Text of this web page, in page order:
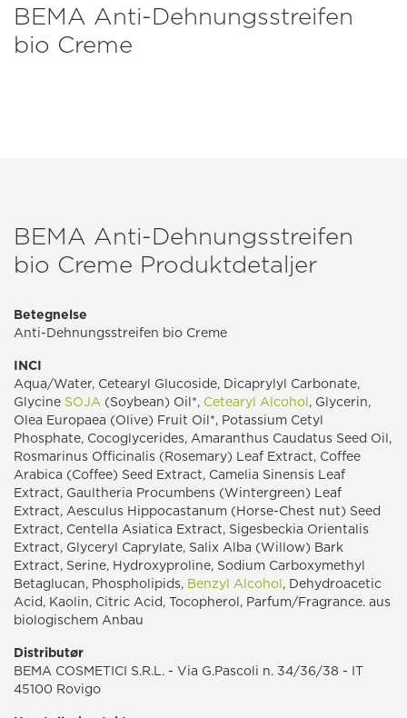
BEMA Anti-Dehnungsstreifen
bio Creme
BEMA Anti-Dehnungsstreifen
bio Creme Produktdetaljer
Betegnelse
Anti-Dehnungsstreifen bio Creme
INCI
Aqua/Water, Cetearyl Glucoside, Dicaprylyl Carbonate,
Glycine SOJA (Soybean) Oil*, Cetearyl Alcohol, Glycerin,
Olea Europaea (Olive) Fruit Oil*, Potassium Cetyl
Phosphate, Cocoglycerides, Amaranthus Caudatus Seed Oil,
Rosmarinus Officinalis (Rosemary) Leaf Extract, Coffee
Arabica (Coffee) Seed Extract, Camelia Sinensis Leaf
Extract, Gaultheria Procumbens (Wintergreen) Leaf
Extract, Aesculus Hippocastanum (Horse-Chest nut) Seed
Extract, Centella Asiatica Extract, Sigesbeckia Orientalis
Extract, Glyceryl Caprylate, Salix Alba (Willow) Bark
Extract, Serine, Hydroxyproline, Sodium Carboxymethyl
Betaglucan, Phospholipids, Benzyl Alcohol, Dehydroacetic
Acid, Kaolin, Citric Acid, Tocopherol, Parfum/Fragrance. aus
biologischem Anbau
Distributør
BEMA COSMETICI S.R.L. - Via G.Pascoli n. 34/36/38 - IT
45100 Rovigo